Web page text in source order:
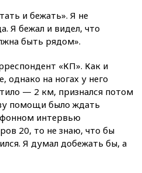
вчера, 23:00 Пост Дмитриева в
X о миграционном кризисе в
Сеуте набрал миллион
просмотров
вчера, 22:49
Минпромторг:
банкротство «Кванта» не
означает прекращения
производства телевизоров в
РФ
вчера, 22:35Семь грузовых
вагонов сошли с рельсов в
Оренбургской области
и бежать». Я не
Я бежал и видел, что
быть рядом».
«КП». Как и
однако на ногах у него
— 2 км, признался потом
помощи было ждать
интервью
20, то не знаю, что бы
Я думал добежать бы, а